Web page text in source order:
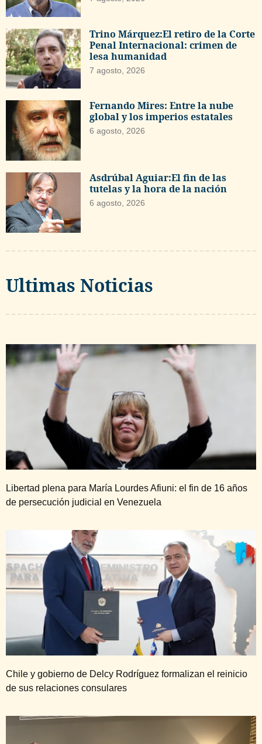
Trino Márquez:El retiro de la Corte
Penal Internacional: crimen de
lesa humanidad
7 agosto, 2026
Fernando Mires: Entre la nube
global y los imperios estatales
6 agosto, 2026
Asdrúbal Aguiar:El fin de las
tutelas y la hora de la nación
6 agosto, 2026
Ultimas Noticias
Libertad plena para María Lourdes Afiuni: el fin de 16 años
de persecución judicial en Venezuela
Chile y gobierno de Delcy Rodríguez formalizan el reinicio
de sus relaciones consulares